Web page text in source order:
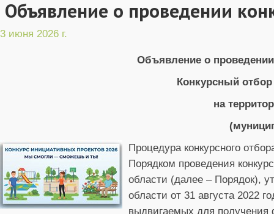
Объявление о проведении
3 июня 2026 г.
Объявление о проведении
Конкурсный
на
Процедура конкурсного
Порядком проведения
области (далее – Порядок),
области от 31 августа 2022
выдвигаемых для получения